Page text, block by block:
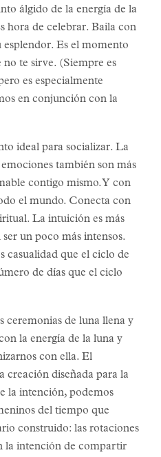
álgido de la energía de la
hora de celebrar. Baila con
esplendor. Es el momento
te sirve. (Siempre es
es especialmente
en conjunción con la
ideal para socializar. La
también son más
contigo mismo. Y con
el mundo. Conecta con
La intuición es más
un poco más intensos.
casualidad que el ciclo de
de días que el ciclo
ceremonias de luna llena y
la energía de la luna y
con ella. El
creación diseñada para la
la intención, podemos
del tiempo que
construido: las rotaciones
la intención de compartir